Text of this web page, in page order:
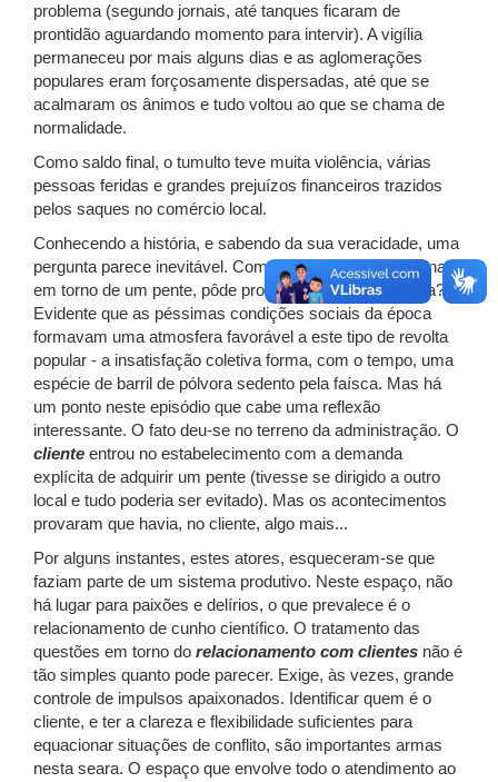
problema (segundo jornais, até tanques ficaram de
prontidão aguardando momento para intervir). A vigília
permaneceu por mais alguns dias e as aglomerações
populares eram forçosamente dispersadas, até que se
acalmaram os ânimos e tudo voltou ao que se chama de
normalidade.
Como saldo final, o tumulto teve muita violência, várias
pessoas feridas e grandes prejuízos financeiros trazidos
pelos saques no comércio local.
Conhecendo a história, e sabendo da sua veracidade, uma
pergunta parece inevitável. Como uma situação tão banal
em torno de um pente, pôde proporcionar tamanha fúria?
Evidente que as péssimas condições sociais da época
formavam uma atmosfera favorável a este tipo de revolta
popular - a insatisfação coletiva forma, com o tempo, uma
espécie de barril de pólvora sedento pela faísca. Mas há
um ponto neste episódio que cabe uma reflexão
interessante. O fato deu-se no terreno da administração. O
cliente entrou no estabelecimento com a demanda
explícita de adquirir um pente (tivesse se dirigido a outro
local e tudo poderia ser evitado). Mas os acontecimentos
provaram que havia, no cliente, algo mais...
Por alguns instantes, estes atores, esqueceram-se que
faziam parte de um sistema produtivo. Neste espaço, não
há lugar para paixões e delírios, o que prevalece é o
relacionamento de cunho científico. O tratamento das
questões em torno do relacionamento com clientes não é
tão simples quanto pode parecer. Exige, às vezes, grande
controle de impulsos apaixonados. Identificar quem é o
cliente, e ter a clareza e flexibilidade suficientes para
equacionar situações de conflito, são importantes armas
nesta seara. O espaço que envolve todo o atendimento ao